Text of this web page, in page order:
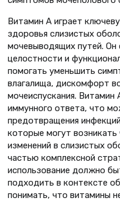
Витамин А играет
здоровья слизистых
мочевыводящих путей.
целостности и
помогать уменьшить
влагалища, дискомфорт
мочеиспускания.
иммунного ответа, что
предотвращения
которые могут
изменений в слизистых
частью комплексной
использование должно
подходить в контексте
понимать, что витамины